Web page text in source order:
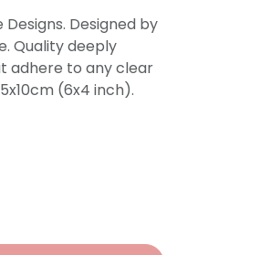
Designs. Designed by
Quality deeply
adhere to any clear
(6x4 inch).